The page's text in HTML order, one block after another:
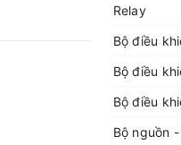
Relay
Bộ điều
Bộ điều
Bộ điều
Bộ nguồn